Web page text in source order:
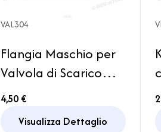
VAL304
Flangia Maschio per
Valvola di Scarico
Femmina Camper
4,50 €
Visualizza Dettaglio